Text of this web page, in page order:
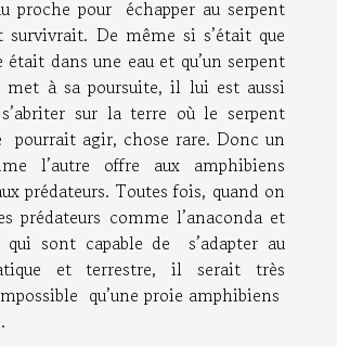
proche pour échapper au serpent
survivrait. De même si s’était que
dans une eau et qu’un serpent
met à sa poursuite, il lui est aussi
sur la terre où le serpent
pourrait agir, chose rare. Donc un
l’autre offre aux amphibiens
prédateurs. Toutes fois, quand on
prédateurs comme l’anaconda et
sont capable de s’adapter au
et terrestre, il serait très
qu’une proie amphibiens